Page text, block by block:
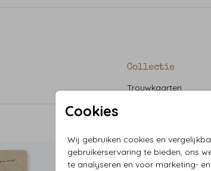
Cookies
Wij gebruiken cookies en
gebruikerservaring te bieden, ons
te analyseren en voor marketing-
Collectie
Trouwkaarten